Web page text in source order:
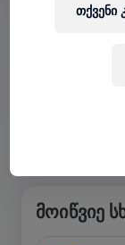
გუნდში ხარ
ლიდერბორდს
ᲛᲝᲘᲬᲕᲘᲔ
თქვენი